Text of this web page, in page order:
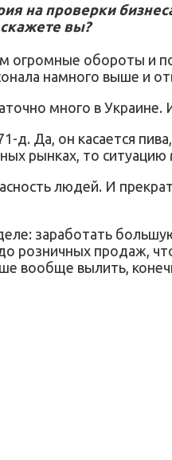
на проверки
вы?
огромные обороты и
намного выше и
много в
д. Да, он касается
рынках, то
людей. И
заработать
розничных продаж,
вообще вылить,